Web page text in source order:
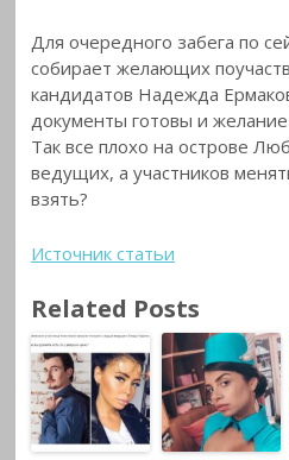
Для очередного забега по
собирает желающих
кандидатов Надежда
документы готовы и
Так все плохо на острове
ведущих, а участников
взять?
Источник статьи
Related Posts